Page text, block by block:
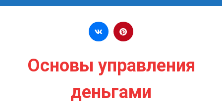
Перейти к содержимому
Основы управления
деньгами